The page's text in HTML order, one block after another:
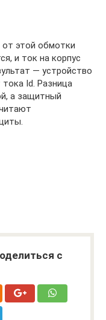
от этой обмотки
и ток на корпус
— устройство
Id. Разница
а защитный
с